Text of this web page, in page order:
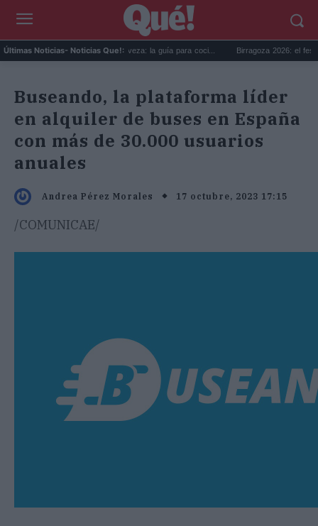
Últimas Noticias- Noticias Que!:
Día Internacional de la Cerveza: la guía para coci... Birragoza 2026: el festival de
Buseando, la plataforma líder
en alquiler de buses en España
con más de 30.000 usuarios
anuales
Andrea Pérez Morales 17 octubre, 2023 17:15
/COMUNICAE/